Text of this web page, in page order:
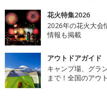
花火特集2026
2026年の花火大会
情報も掲載
アウトドアガイド
キャンプ場、グラ
まで！全国のアウ